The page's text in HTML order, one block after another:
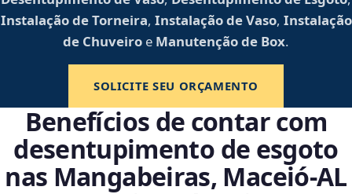
Instalação de Torneira, Instalação de Vaso, Instalação
de Chuveiro e Manutenção de Box.
SOLICITE SEU ORÇAMENTO
Benefícios de contar com
desentupimento de esgoto
nas Mangabeiras, Maceió‑AL